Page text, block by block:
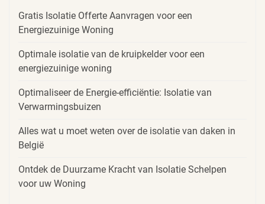
Gratis Isolatie Offerte Aanvragen voor een
Energiezuinige Woning
Optimale isolatie van de kruipkelder voor een
energiezuinige woning
Optimaliseer de Energie-efficiëntie: Isolatie van
Verwarmingsbuizen
Alles wat u moet weten over de isolatie van daken in
België
Ontdek de Duurzame Kracht van Isolatie Schelpen
voor uw Woning